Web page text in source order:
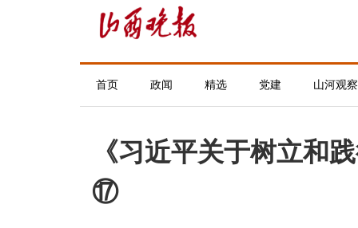
首页 政闻 精选 党建 山河观察
《习近平关于树立和
⑰